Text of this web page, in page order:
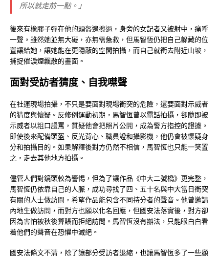
所以就走前一點。」
後來有橡膠子彈在他的頭盔邊擦過，身旁的女記者又被射中，痛呼
一聲。雖然她並無大礙，亦無需急救，但馬智恆仍把自己躲藏的位
置讓給她，讓她能在更隱蔽的空間拍攝，而自己就衝去附近山坡，
捕捉催淚煙飄散的畫面。
面對受訪者猜度、自我噤聲
在社運現場拍攝，不只是要面對現場衝突的危險，還要面對示威者
的猜度與懷疑。反修例運動初期，馬智恆曾以電話拍攝，卻隨即被
示威者以粗口謾罵，質疑他會把照片公開，成為警方指控的證據。
即使後來配備頭盔、反光背心、職員證和攝影機，他仍會被懷疑身
分和拍攝目的。如果解釋後對方仍然不相信，馬智恆也只能一笑置
之，走去其他地方拍攝。
儘管人們對鏡頭較為警惕，但為了讓作品《中大二號橋》更完整，
馬智恆仍依靠自己的人脈，成功尋找了四、五十名與中大當日衝突
有關的人士做訪問，希望作品能包含不同持分者的聲音。他曾邀請
內地生做訪問，而對方也願以化名回應，但國安法落實後，對方卻
因為害怕被秋後算賬而拒絕訪問。馬智恆沒有辦法，只能眼白白看
着他們的聲音在恐懼中滅絕。
國安法條文不清，除了讓部分受訪者退縮，也讓馬智恆多了一些顧